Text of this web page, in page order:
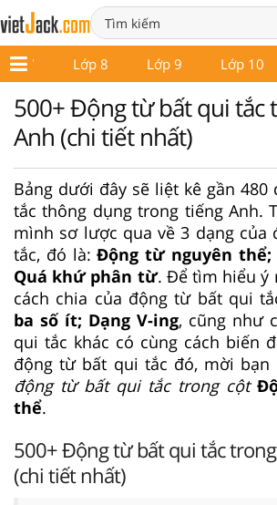
Lớp 7 Lớp 8 Lớp 9 Lớp 10
500+ Động từ bất qui tắc
Anh (chi tiết nhất)
Bảng dưới đây sẽ liệt kê gần
tắc thông dụng trong tiếng Anh.
mình sơ lược qua về 3 dạng của
tắc, đó là:Động từ nguyên thể;
Quá khứ phân từ. Để tìm hiểu ý
cách chia của động từ bất qui
ba số ít; Dạng V-ing, cũng như
qui tắc khác có cùng cách biến
động từ bất qui tắc đó, mời bạn
động từ bất qui tắc trong cột
thể.
500+ Động từ bất qui tắc
(chi tiết nhất)